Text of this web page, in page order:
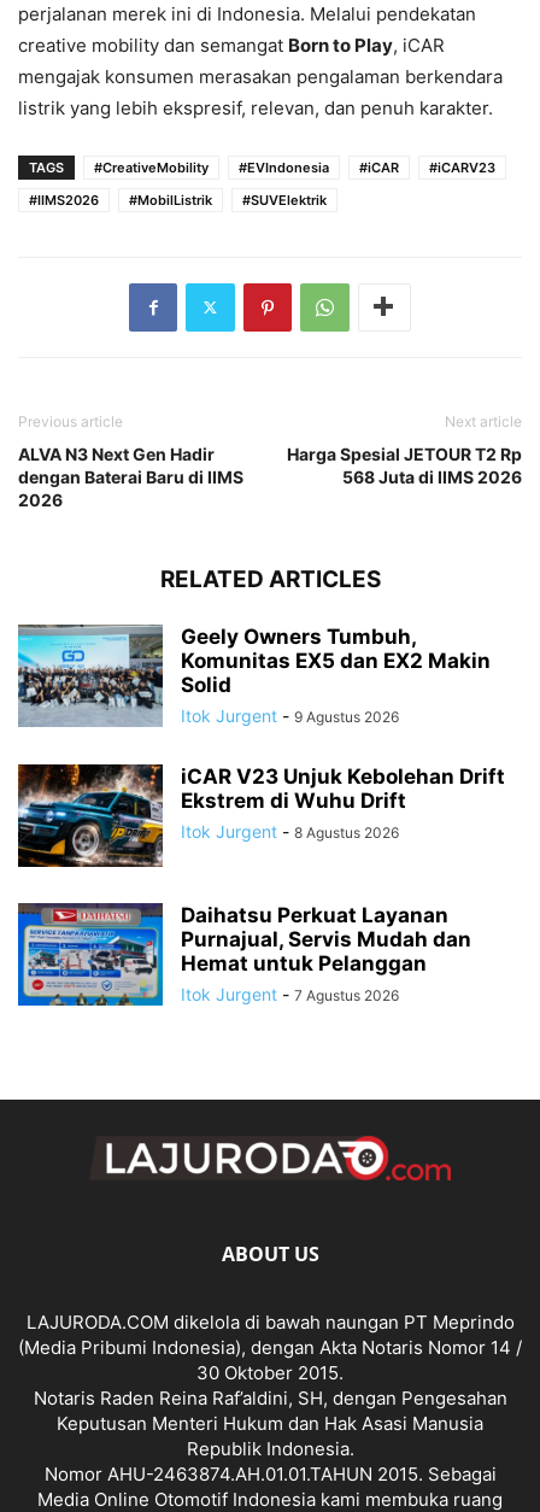
perjalanan merek ini di Indonesia. Melalui pendekatan
creative mobility dan semangat Born to Play, iCAR
mengajak konsumen merasakan pengalaman berkendara
listrik yang lebih ekspresif, relevan, dan penuh karakter.
TAGS #CreativeMobility #EVIndonesia #iCAR
#iCARV23
#IIMS2026
#MobilListrik #SUVElektrik
Previous article
ALVA N3 Next Gen Hadir
dengan Baterai Baru di IIMS
2026
Next article
Harga Spesial JETOUR T2 Rp
568 Juta di IIMS 2026
RELATED ARTICLES
Geely Owners Tumbuh,
Komunitas EX5 dan EX2 Makin
Solid
Itok Jurgent - 9 Agustus 2026
iCAR V23 Unjuk Kebolehan Drift
Ekstrem di Wuhu Drift
Itok Jurgent - 8 Agustus 2026
Daihatsu Perkuat Layanan
Purnajual, Servis Mudah dan
Hemat untuk Pelanggan
Itok Jurgent - 7 Agustus 2026
ABOUT US
LAJURODA.COM dikelola di bawah naungan PT Meprindo
(Media Pribumi Indonesia), dengan Akta Notaris Nomor 14 /
30 Oktober 2015.
Notaris Raden Reina Raf’aldini, SH, dengan Pengesahan
Keputusan Menteri Hukum dan Hak Asasi Manusia
Republik Indonesia.
Nomor AHU-2463874.AH.01.01.TAHUN 2015. Sebagai
Media Online Otomotif Indonesia kami membuka ruang